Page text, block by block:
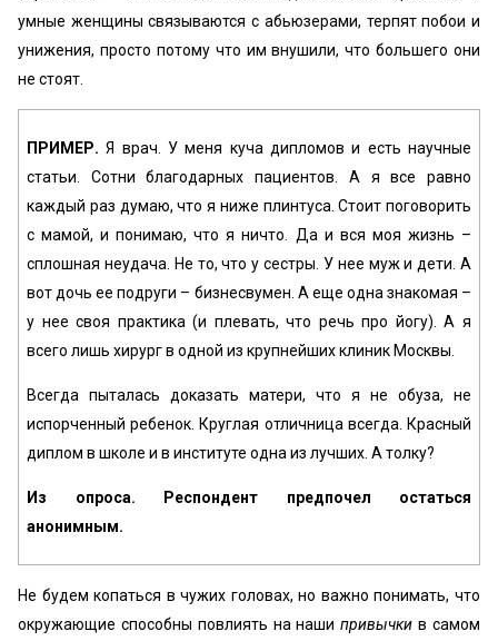
умные женщины связываются с абьюзерами, терпят побои и
унижения, просто потому что им внушили, что большего они
не стоят.
ПРИМЕР.Я врач. У меня куча дипломов и есть научные
статьи. Сотни благодарных пациентов. А я все равно
каждый раз думаю, что я ниже плинтуса. Стоит поговорить
с мамой, и понимаю, что я ничто. Да и вся моя жизнь –
сплошная неудача. Не то, что у сестры. У нее муж и дети. А
вот дочь ее подруги – бизнесвумен. А еще одна знакомая –
у нее своя практика (и плевать, что речь про йогу). А я
всего лишь хирург в одной из крупнейших клиник Москвы.
Всегда пыталась доказать матери, что я не обуза, не
испорченный ребенок. Круглая отличница всегда. Красный
диплом в школе и в институте одна из лучших. А толку?
Из опроса. Респондент предпочел остаться
анонимным.
Не будем копаться в чужих головах, но важно понимать, что
окружающие способны повлиять на нашипривычкив самом